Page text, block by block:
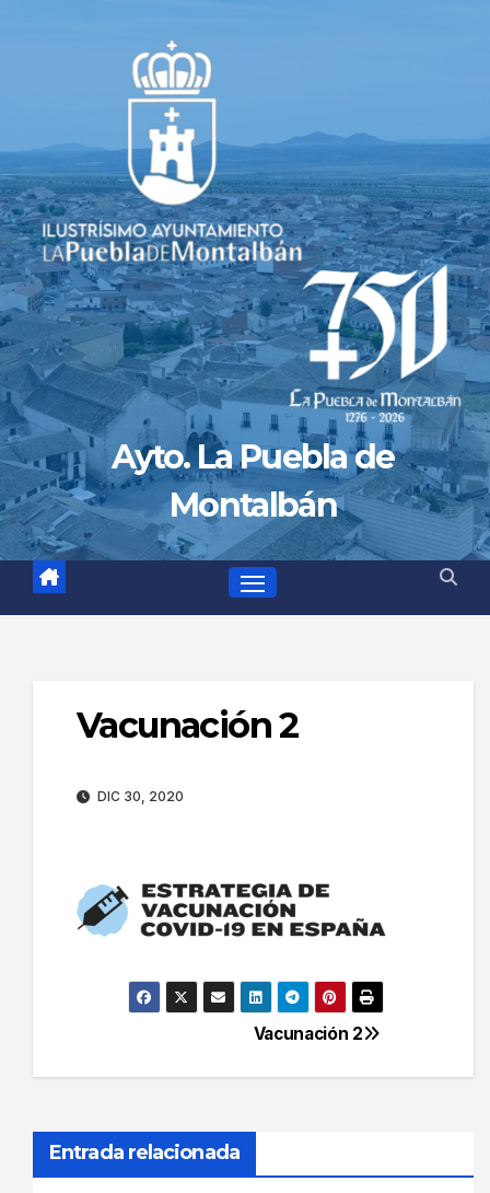
Ayto. La Puebla de
Montalbán
Vacunación 2
DIC 30, 2020
Navegación
de
entradas
Vacunación 2
Entrada relacionada